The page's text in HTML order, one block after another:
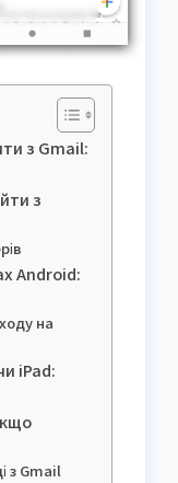
з Gmail:
з
Android:
на
iPad:
з Gmail